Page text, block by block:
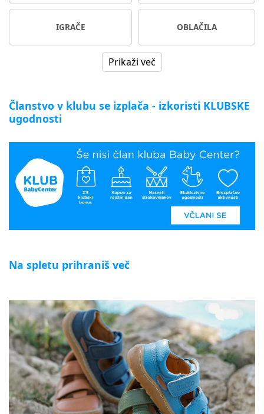
IGRAČE OBLAČILA
Prikaži več
Članstvo v klubu se izplača - izkoristi KLUBSKE
ugodnosti
Na spletu prihraniš več